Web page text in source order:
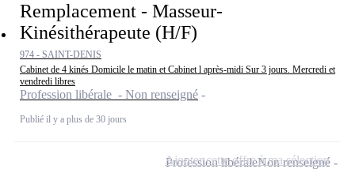
Remplacement - Masseur-
Kinésithérapeute (H/F)
974 - SAINT-DENIS
Cabinet de 4 kinés Domicile le matin et Cabinet l après-midi Sur 3 jours. Mercredi et
vendredi libres
Profession libérale - Non renseigné
Publié il y a plus de 30 jours
Profession libéraleNon renseigné
Ajouter cette offre à ma sélection